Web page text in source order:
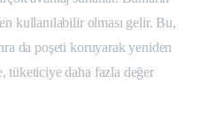
kullanılabilir olması gelir. Bu,
da poşeti koruyarak yeniden
tüketiciye daha fazla değer